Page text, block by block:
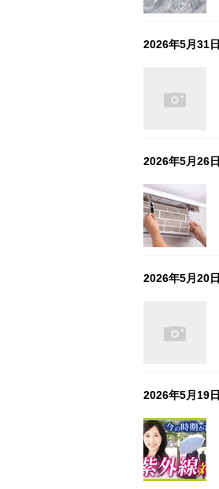
2026年5月31日
2026年5月26日
2026年5月20日
2026年5月19日